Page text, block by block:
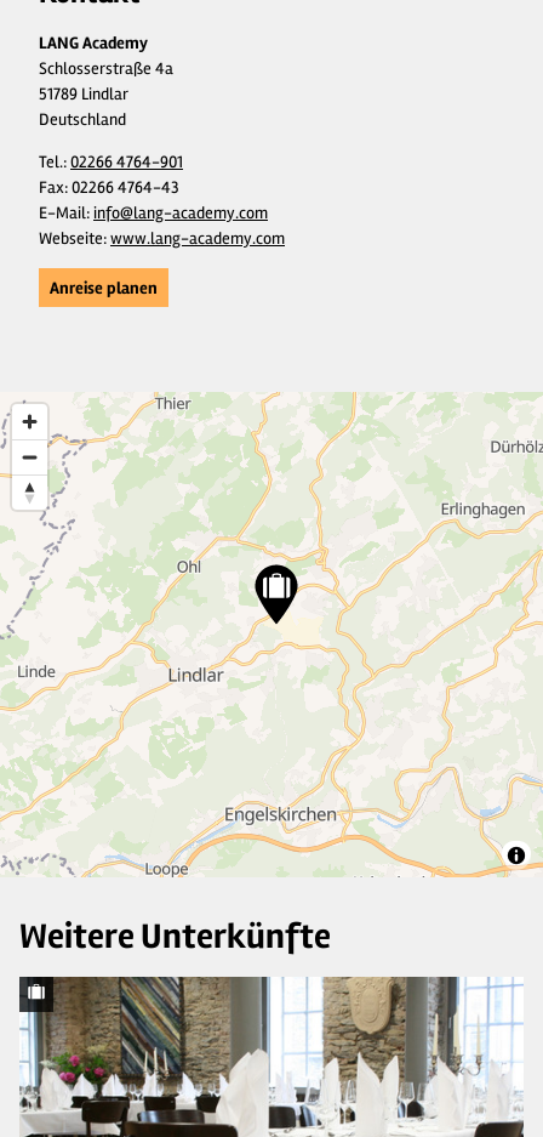
LANG Academy
Schlosserstraße 4a
51789 Lindlar
Deutschland
Tel.:02266 4764-901
Fax:02266 4764-43
E-Mail:info@lang-academy.com
Webseite:www.lang-academy.com
Anreise planen
6
6 4
28
7
4
2
Weitere Unterkünfte